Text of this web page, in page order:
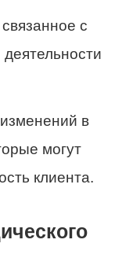
с
в
могут
клиента.